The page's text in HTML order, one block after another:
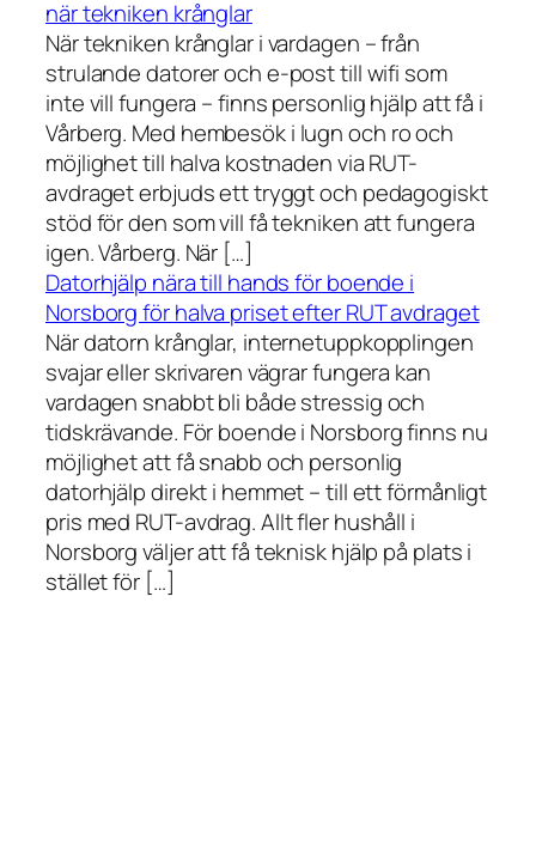
när tekniken krånglar
När tekniken krånglar i vardagen – från
strulande datorer och e-post till wifi som
inte vill fungera – finns personlig hjälp att få i
Vårberg. Med hembesök i lugn och ro och
möjlighet till halva kostnaden via RUT-
avdraget erbjuds ett tryggt och pedagogiskt
stöd för den som vill få tekniken att fungera
igen. Vårberg. När […]
Datorhjälp nära till hands för boende i
Norsborg för halva priset efter RUT avdraget
När datorn krånglar, internetuppkopplingen
svajar eller skrivaren vägrar fungera kan
vardagen snabbt bli både stressig och
tidskrävande. För boende i Norsborg finns nu
möjlighet att få snabb och personlig
datorhjälp direkt i hemmet – till ett förmånligt
pris med RUT-avdrag. Allt fler hushåll i
Norsborg väljer att få teknisk hjälp på plats i
stället för […]